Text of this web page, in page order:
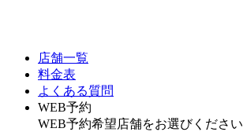
店舗一覧
料金表
よくある質問
WEB予約
WEB予約希望店舗をお選びください